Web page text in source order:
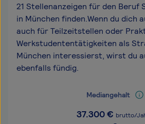
21 Stellenanzeigen für den Beruf
in München finden.Wenn du dich
auch für Teilzeitstellen oder
Werkstudententätigkeiten als
München interessierst, wirst du
ebenfalls fündig.
Mediangehalt
37.300€ brutto/